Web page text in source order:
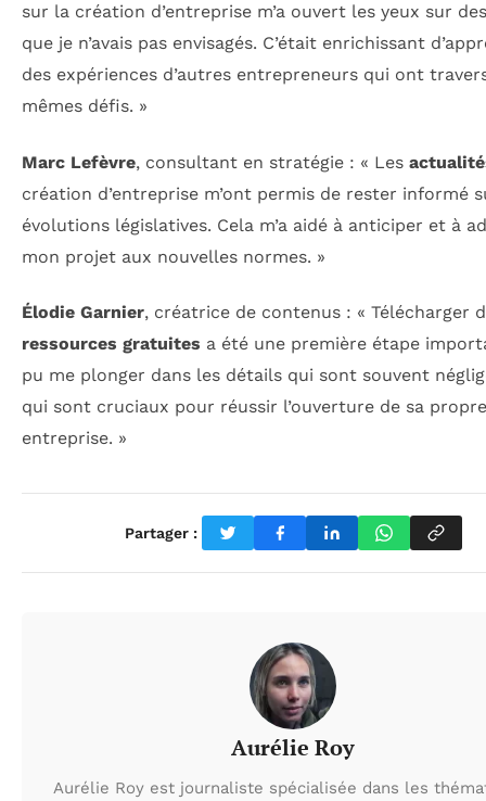
sur la création d’entreprise m’a ouvert les yeux sur
que je n’avais pas envisagés. C’était enrichissant
des expériences d’autres entrepreneurs qui ont
mêmes défis. »
Marc Lefèvre, consultant en stratégie : « Les
création d’entreprise m’ont permis de rester informé
évolutions législatives. Cela m’a aidé à anticiper et à
mon projet aux nouvelles normes. »
Élodie Garnier, créatrice de contenus : « Télécharger
ressources gratuites a été une première étape
pu me plonger dans les détails qui sont souvent
qui sont cruciaux pour réussir l’ouverture de sa propre
entreprise. »
Partager :
Aurélie Roy
Aurélie Roy est journaliste spécialisée dans les